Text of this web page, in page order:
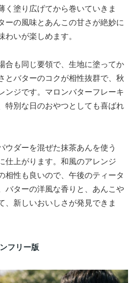
く塗り広げてから巻いていきま
ーの風味とあんこの甘さが絶妙に
わいが楽しめます。
合も同じ要領で、生地に塗ってか
とバターのコクが相性抜群で、秋
ンジです。マロンバターフレーキ
特別な日のおやつとしても喜ばれ
ウダーを混ぜた抹茶あんを使う
仕上がります。和風のアレンジ
相性も良いので、午後のティータ
バターの洋風な香りと、あんこや
、新しいおいしさが発見できま
フリー版